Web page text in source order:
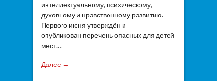
интеллектуальному, психическому,
духовному и нравственному развитию.
Первого июня утверждён и
опубликован перечень опасных для детей
мест.…
Далее →